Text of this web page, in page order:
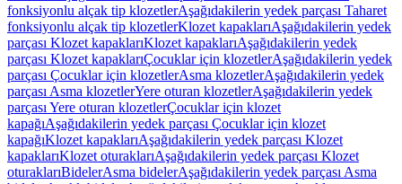
fonksiyonlu alçak tip klozetlerAşağıdakilerin yedek parçası Taharet
fonksiyonlu alçak tip klozetlerKlozet kapaklarıAşağıdakilerin yedek
parçası Klozet kapaklarıKlozet kapaklarıAşağıdakilerin yedek
parçası Klozet kapaklarıÇocuklar için klozetlerAşağıdakilerin yedek
parçası Çocuklar için klozetlerAsma klozetlerAşağıdakilerin yedek
parçası Asma klozetlerYere oturan klozetlerAşağıdakilerin yedek
parçası Yere oturan klozetlerÇocuklar için klozet
kapağıAşağıdakilerin yedek parçası Çocuklar için klozet
kapağıKlozet kapaklarıAşağıdakilerin yedek parçası Klozet
kapaklarıKlozet oturaklarıAşağıdakilerin yedek parçası Klozet
oturaklarıBidelerAsma bidelerAşağıdakilerin yedek parçası Asma